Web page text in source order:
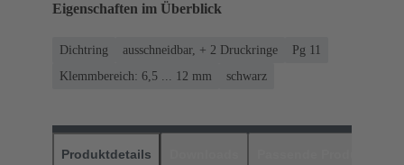
Eigenschaften im Überblick
Dichtring ausschneidbar, + 2 Druckringe
Pg 11
Klemmbereich: 6,5 ... 12 mm
schwarz
Produktdetails